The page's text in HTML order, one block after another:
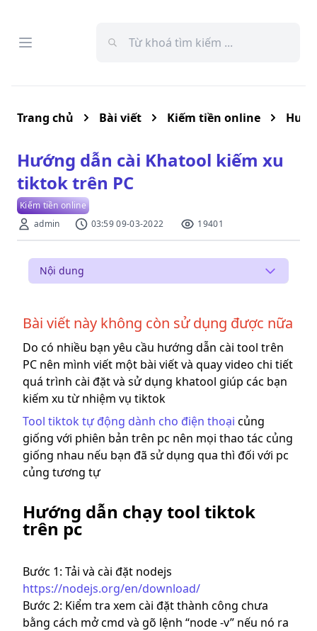
Open menu
Menu
Kiếm tiền online
Bài viết
Trang chủ
Hướng dẫn cài Khatool kiếm xu
tiktok trên PC
Kiếm tiền online
admin
03:59 09-03-2022 19401
Nội dung
Bài viết này không còn sử dụng được nữa
Do có nhiều bạn yêu cầu hướng dẫn cài tool trên
PC nên mình viết một bài viết và quay video chi tiết
quá trình cài đặt và sử dụng khatool giúp các bạn
kiếm xu từ nhiệm vụ tiktok
Tool tiktok tự động dành cho điện thoại củng
giống với phiên bản trên pc nên mọi thao tác củng
giống nhau nếu bạn đã sử dụng qua thì đối với pc
củng tương tự
Hướng dẫn chạy tool tiktok
trên pc
Bước 1: Tải và cài đặt nodejs
https://nodejs.org/en/download/
Bước 2: Kiểm tra xem cài đặt thành công chưa
bằng cách mở cmd và gõ lệnh “node -v” nếu nó ra